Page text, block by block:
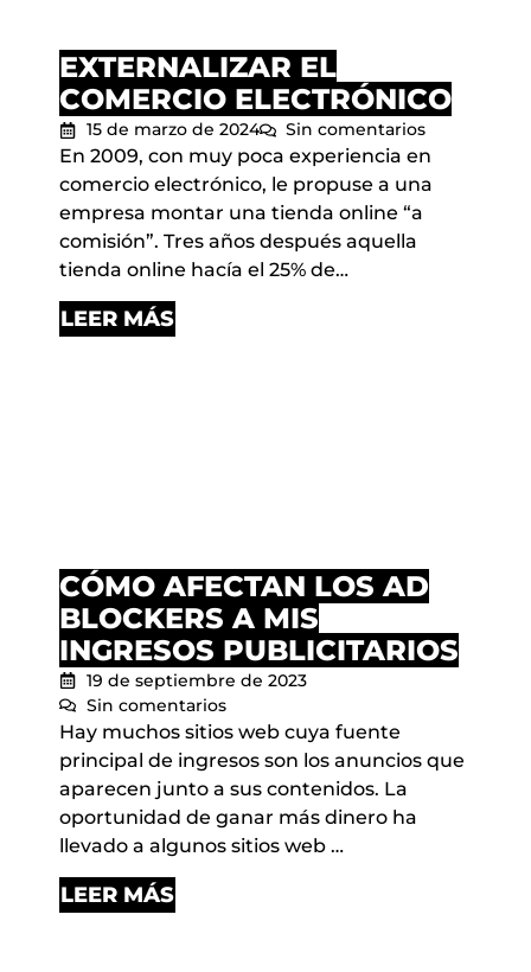
EXTERNALIZAR EL
COMERCIO ELECTRÓNICO
15 de marzo de 2024 Sin comentarios
En 2009, con muy poca experiencia en
comercio electrónico, le propuse a una
empresa montar una tienda online “a
comisión”. Tres años después aquella
tienda online hacía el 25% de…
LEER MÁS
CÓMO AFECTAN LOS AD
BLOCKERS A MIS
INGRESOS PUBLICITARIOS
19 de septiembre de 2023
Sin comentarios
Hay muchos sitios web cuya fuente
principal de ingresos son los anuncios que
aparecen junto a sus contenidos. La
oportunidad de ganar más dinero ha
llevado a algunos sitios web …
LEER MÁS